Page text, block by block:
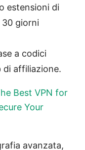
estensioni di
30 giorni
a codici
affiliazione.
Best VPN for
Your
avanzata,